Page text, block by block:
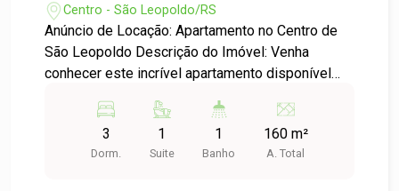
Centro - São Leopoldo/RS
Anúncio de Locação: Apartamento no Centro de
São Leopoldo Descrição do Imóvel: Venha
conhecer este incrível apartamento disponível
bairro Centro. Com uma localização privilegiada,
você estará próximo de tudo o que precisa:
comércio, escolas, transporte público e opções
3
Dorm.
1
Suite
1
Banho
160 m²
A. Total